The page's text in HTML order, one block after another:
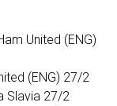
United (ENG)
(ENG) 27/2
Slavia 27/2